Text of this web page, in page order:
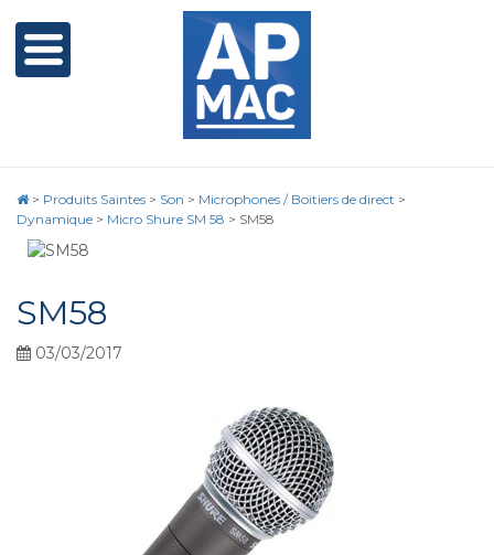
> Produits Saintes > Son > Microphones / Boitiers de direct >
Dynamique > Micro Shure SM 58 > SM58
SM58
03/03/2017